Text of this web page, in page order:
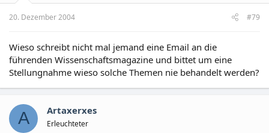
20. Dezember 2004 #79
Wieso schreibt nicht mal jemand eine Email an die
führenden Wissenschaftsmagazine und bittet um eine
Stellungnahme wieso solche Themen nie behandelt werden?
A Artaxerxes
Erleuchteter